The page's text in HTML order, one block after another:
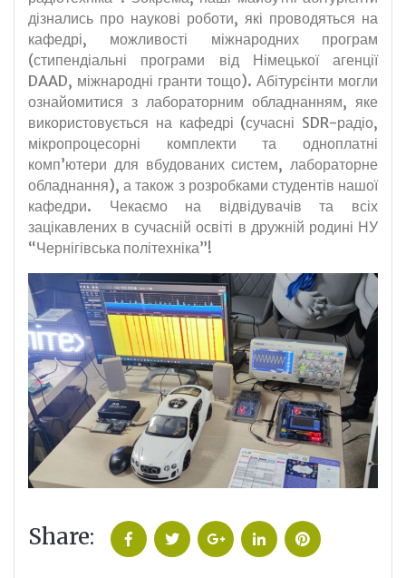
дізнались про наукові роботи, які проводяться на
кафедрі, можливості міжнародних програм
(стипендіальні програми від Німецької агенції
DAAD, міжнародні гранти тощо). Абітурєінти могли
ознайомитися з лабораторним обладнанням, яке
використовується на кафедрі (сучасні SDR-радіо,
мікропроцесорні комплекти та одноплатні
комп’ютери для вбудованих систем, лабораторне
обладнання), а також з розробками студентів нашої
кафедри. Чекаємо на відвідувачів та всіх
зацікавлених в сучасній освіті в дружній родині НУ
“Чернігівська політехніка”!
Share: Facebook Twitter Google+ LinkedIn Pinterest